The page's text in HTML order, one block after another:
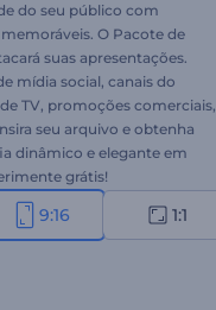
do seu público com
O Pacote de
suas apresentações.
mídia social, canais do
TV, promoções comerciais,
seu arquivo e obtenha
dinâmico e elegante em
grátis!
9:16 1:1